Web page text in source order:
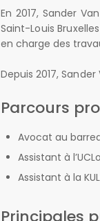
En 2017, Sander
Saint-Louis
en charge des
Depuis 2017,
Parcours
Avocat au
Assistant à
Assistant à la
Principales